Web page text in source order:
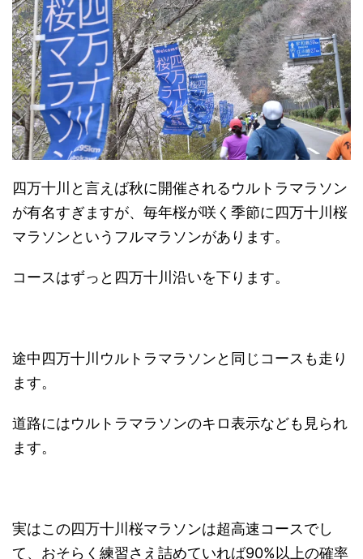
四万十川と言えば秋に開催されるウルトラマラソン
が有名すぎますが、毎年桜が咲く季節に四万十川桜
マラソンというフルマラソンがあります。
コースはずっと四万十川沿いを下ります。
途中四万十川ウルトラマラソンと同じコースも走り
ます。
道路にはウルトラマラソンのキロ表示なども見られ
ます。
実はこの四万十川桜マラソンは超高速コースでし
て、おそらく練習さえ詰めていれば90%以上の確率